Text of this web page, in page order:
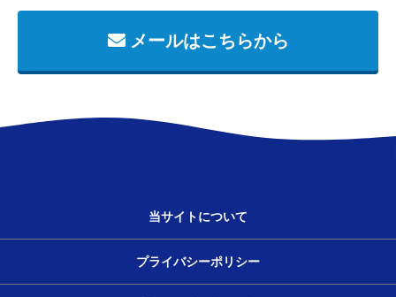
メールはこちらから
当サイトについて
プライバシーポリシー